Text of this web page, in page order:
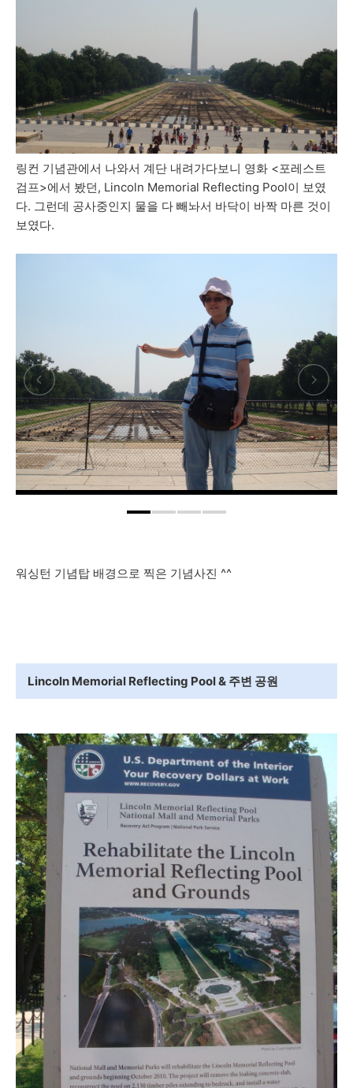
링컨 기념관에서 나와서 계단 내려가다보니 영화 <포레스트
검프>에서 봤던, Lincoln Memorial Reflecting Pool이 보였
다. 그런데 공사중인지 물을 다 빼놔서 바닥이 바짝 마른 것이
보였다.
워싱턴 기념탑 배경으로 찍은 기념사진 ^^
Lincoln Memorial Reflecting Pool & 주변 공원